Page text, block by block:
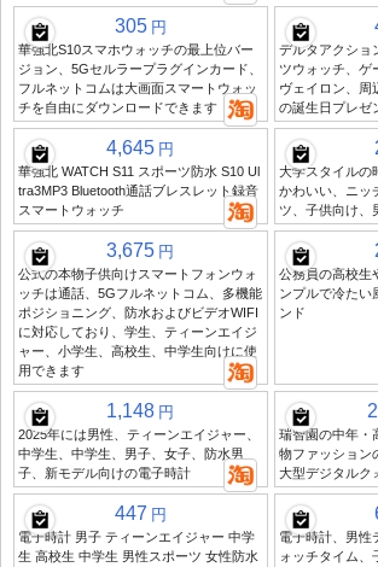
305 円
華強北S10スマホウォッチの最上位バー
ジョン、5Gセルラープラグインカード、
フルネットコムは大画面スマートウォッ
チを自由にダウンロードできます
デルタアクショ
ツウォッチ、ゲ
ヴェイロン、周
の誕生日プレゼ
4,645 円
華強北 WATCH S11 スポーツ防水 S10 Ul
tra3MP3 Bluetooth通話ブレスレット録音
スマートウォッチ
大学スタイルの
かわいい、ニッ
ツ、子供向け、
3,675 円
公式の本物子供向けスマートフォンウォ
ッチは通話、5Gフルネットコム、多機能
ポジショニング、防水およびビデオWIFI
に対応しており、学生、ティーンエイジ
ャー、小学生、高校生、中学生向けに使
用できます
公務員の高校生
ンプルで冷たい
ンド
1,148 円
2025年には男性、ティーンエイジャー、
中学生、中学生、男子、女子、防水男
子、新モデル向けの電子時計
瑞智園の中年・
物ファッション
大型デジタルク
447 円
電子時計 男子 ティーンエイジャー 中学
生 高校生 中学生 男性スポーツ 女性防水
電子時計、男性
ォッチタイム、